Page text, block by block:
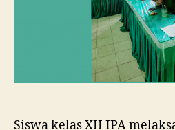
Siswa kelas XII IPA